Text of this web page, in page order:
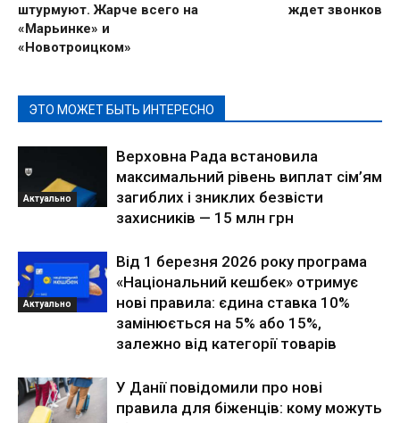
штурмуют. Жарче всего на
«Марьинке» и
«Новотроицком»
ждет звонков
ЭТО МОЖЕТ БЫТЬ ИНТЕРЕСНО
Актуально
Верховна Рада встановила
максимальний рівень виплат сім’ям
загиблих і зниклих безвісти
захисників — 15 млн грн
Актуально
Від 1 березня 2026 року програма
«Національний кешбек» отримує
нові правила: єдина ставка 10%
замінюється на 5% або 15%,
залежно від категорії товарів
У Данії повідомили про нові
правила для біженців: кому можуть